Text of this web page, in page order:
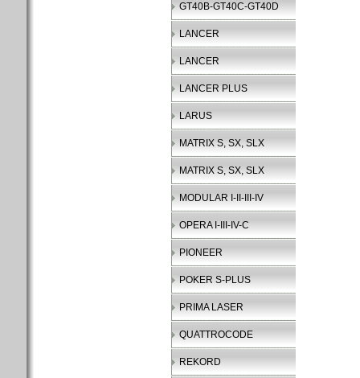
GT40B-GT40C-GT40D
LANCER
LANCER
LANCER PLUS
LARUS
MATRIX S, SX, SLX
MATRIX S, SX, SLX
MODULAR I-II-III-IV
OPERA I-III-IV-C
PIONEER
POKER S-PLUS
PRIMA LASER
QUATTROCODE
REKORD